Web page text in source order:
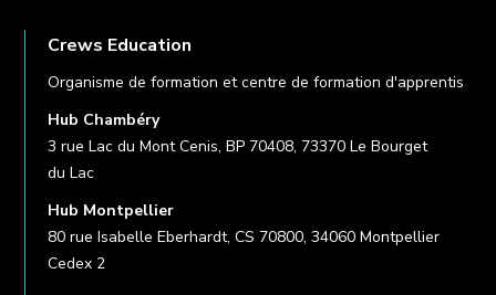
Crews Education
Organisme de formation et centre de formation d'apprentis
Hub Chambéry
3 rue Lac du Mont Cenis, BP 70408, 73370 Le Bourget
du Lac
Hub Montpellier
80 rue Isabelle Eberhardt, CS 70800, 34060 Montpellier
Cedex 2